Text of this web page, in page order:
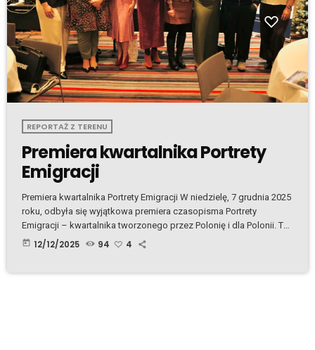
REPORTAŻ Z TERENU
Premiera kwartalnika Portrety
Emigracji
Premiera kwartalnika Portrety Emigracji W niedzielę, 7 grudnia 2025
roku, odbyła się wyjątkowa premiera czasopisma Portrety
Emigracji – kwartalnika tworzonego przez Polonię i dla Polonii. To
niezwykłe czasopismo powstało z inicjatywy dwóch wspaniałych
today 12/12/2025 94 4